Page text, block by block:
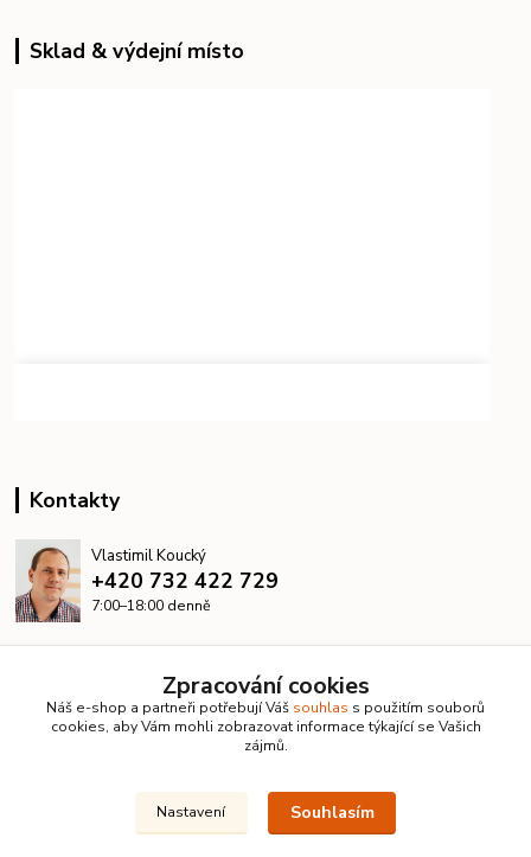
Sklad & výdejní místo
Kontakty
Vlastimil Koucký
+420 732 422 729
7:00–18:00 denně
© 2026 KanalizaceLevne.cz · Všechna práva vyhrazena ·
Zpracování cookies
Náš e-shop a partneři potřebují Váš souhlas s použitím souborů
cookies, aby Vám mohli zobrazovat informace týkající se Vašich
zájmů.
Nastavení Souhlasím